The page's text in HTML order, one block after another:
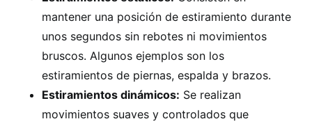
mantener una posición de estiramiento durante
unos segundos sin rebotes ni movimientos
bruscos. Algunos ejemplos son los
estiramientos de piernas, espalda y brazos.
Estiramientos dinámicos: Se realizan
movimientos suaves y controlados que